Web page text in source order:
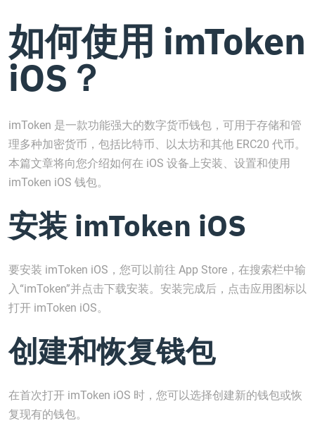
如何使用 imToken
iOS？
imToken 是一款功能强大的数字货币钱包，可用于存储和管
理多种加密货币，包括比特币、以太坊和其他 ERC20 代币。
本篇文章将向您介绍如何在 iOS 设备上安装、设置和使用
imToken iOS 钱包。
安装 imToken iOS
要安装 imToken iOS，您可以前往 App Store，在搜索栏中输
入“imToken”并点击下载安装。安装完成后，点击应用图标以
打开 imToken iOS。
创建和恢复钱包
在首次打开 imToken iOS 时，您可以选择创建新的钱包或恢
复现有的钱包。